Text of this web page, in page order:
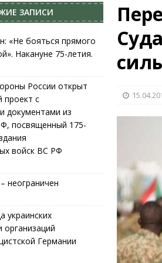
] Район плавания – неограничен
]
О признании ряда украинских
] АВГУСТ В ВОЕННОЙ ИСТОРИИ
]
Николай Дерябин: «Не бояться
ЗАПИСИ
«Не бояться прямого
Накануне 75-летия.
России открыт
проект с
документами из
посвященный 175-
войск ВС РФ
неограничен
украинских
организаций
Германии